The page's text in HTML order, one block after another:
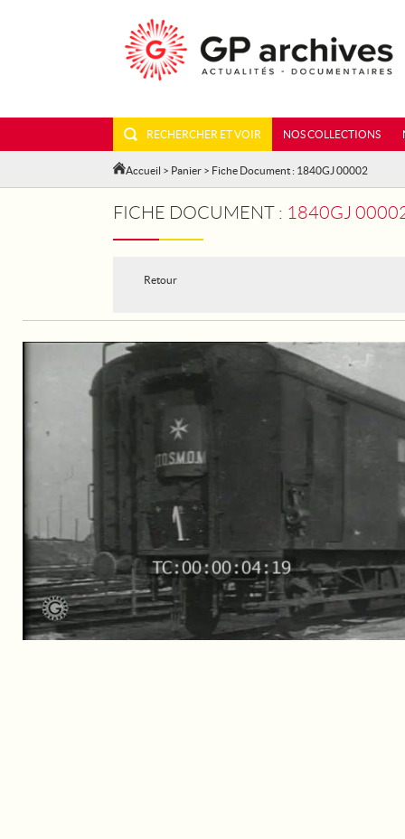
RECHERCHER ET VOIR NOS COLLECTIONS
Accueil > Panier > Fiche Document : 1840GJ 00002
FICHE DOCUMENT : 1840GJ
Retour